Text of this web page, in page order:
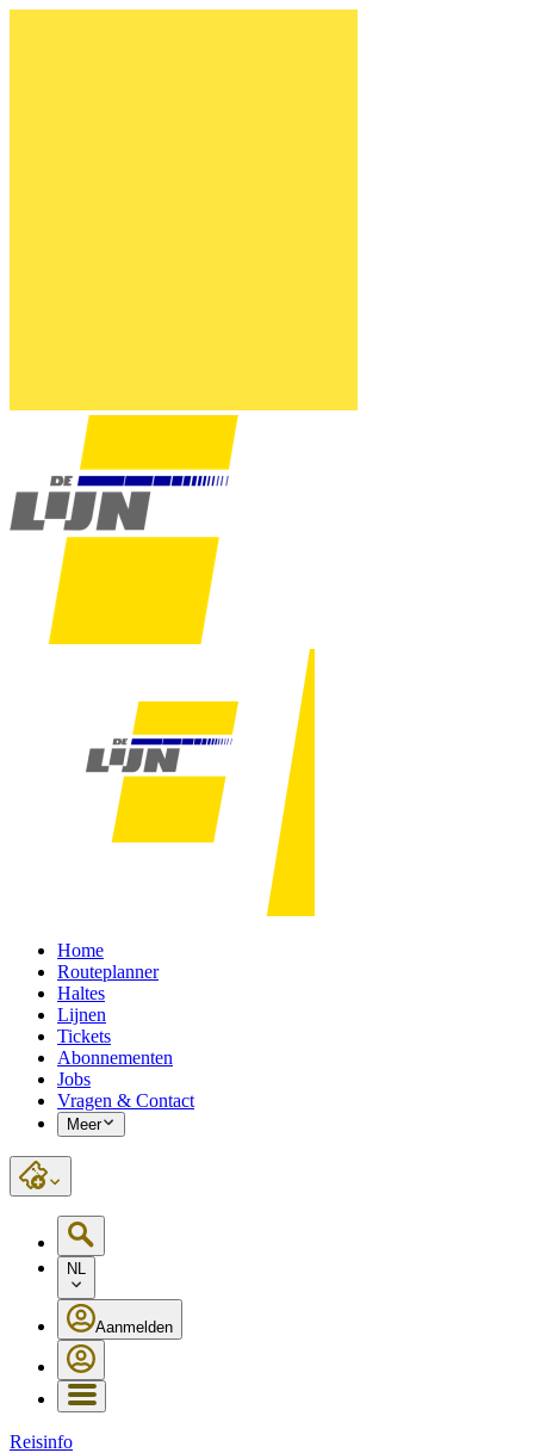
Home
Routeplanner
Haltes
Lijnen
Tickets
Abonnementen
Jobs
Vragen & Contact
Meer
NL
Aanmelden
Reisinfo